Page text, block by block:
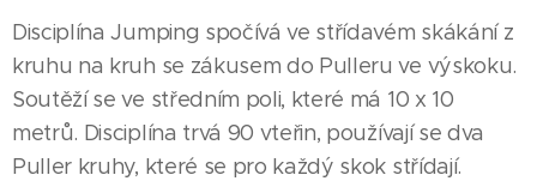
Disciplína Jumping spočívá ve střídavém skákání z
kruhu na kruh se zákusem do Pulleru ve výskoku.
Soutěží se ve středním poli, které má 10 x 10
metrů. Disciplína trvá 90 vteřin, používají se dva
Puller kruhy, které se pro každý skok střídají.